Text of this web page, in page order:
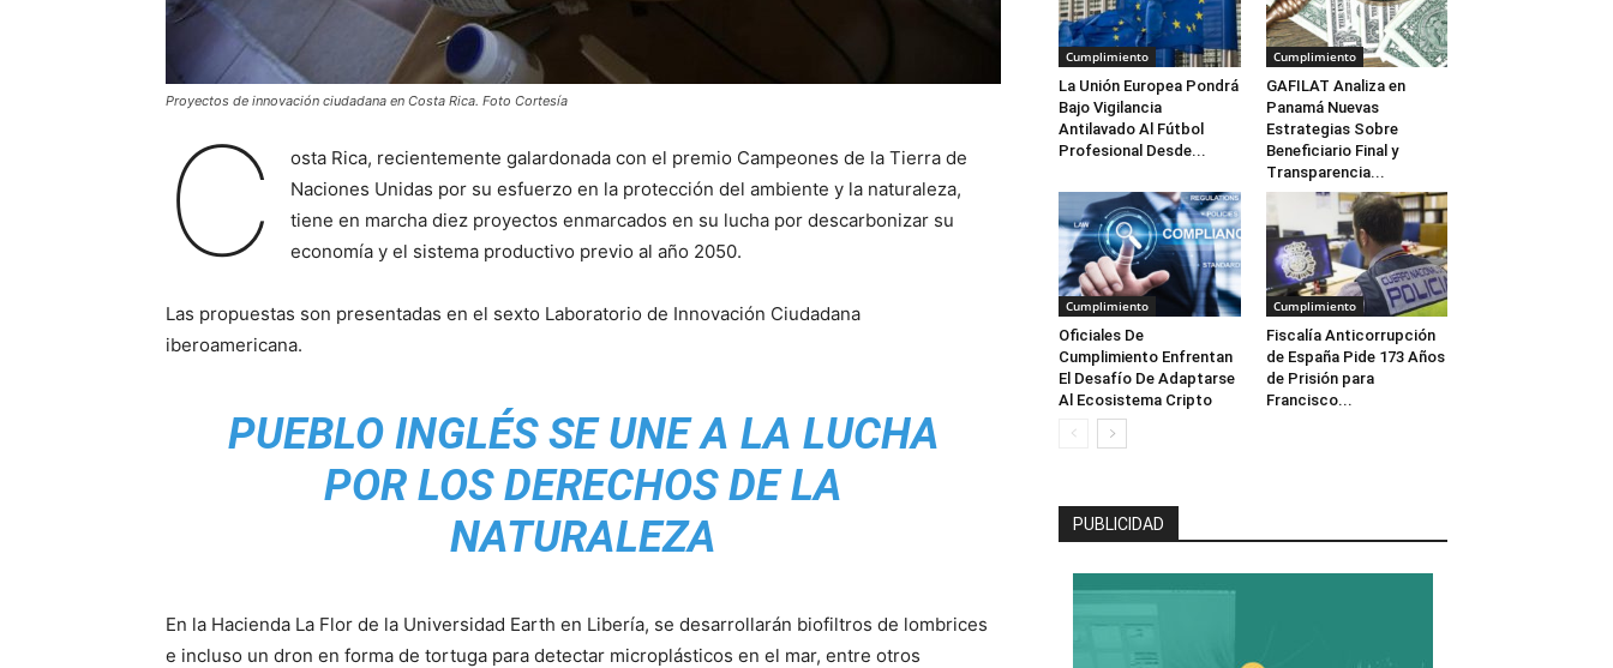
Proyectos de innovación ciudadana en Costa Rica. Foto Cortesía
C
osta Rica, recientemente galardonada con el premio Campeones de la Tierra de
Naciones Unidas por su esfuerzo en la protección del ambiente y la naturaleza,
tiene en marcha diez proyectos enmarcados en su lucha por descarbonizar su
economía y el sistema productivo previo al año 2050.
Las propuestas son presentadas en el sexto Laboratorio de Innovación Ciudadana
iberoamericana.
PUEBLO INGLÉS SE UNE A LA LUCHA
POR LOS DERECHOS DE LA
NATURALEZA
En la Hacienda La Flor de la Universidad Earth en Libería, se desarrollarán biofiltros de lombrices
e incluso un dron en forma de tortuga para detectar microplásticos en el mar, entre otros
Cumplimiento
La Unión Europea Pondrá
Bajo Vigilancia
Antilavado Al Fútbol
Profesional Desde...
Cumplimiento
GAFILAT Analiza en
Panamá Nuevas
Estrategias Sobre
Beneficiario Final y
Transparencia...
Cumplimiento
Oficiales De
Cumplimiento Enfrentan
El Desafío De Adaptarse
Al Ecosistema Cripto
Cumplimiento
Fiscalía Anticorrupción
de España Pide 173 Años
de Prisión para
Francisco...
PUBLICIDAD